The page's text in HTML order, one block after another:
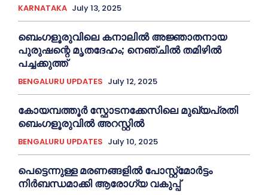
KARNATAKA July 13, 2025
ബെംഗളൂരുവിലെ കനാലിൽ അജ്ഞാതനായ
പുരുഷന്റെ മൃതദേഹം; നെഞ്ചിൽ തമിഴിൽ
പച്ചക്കുത്ത്
BENGALURU UPDATES July 12, 2025
കോയമ്പത്തൂർ സ്ഫോടനക്കേസിലെ മുഖ്യപ്രതി
ബെംഗളൂരുവിൽ അറസ്റ്റിൽ
BENGALURU UPDATES July 10, 2025
പെട്ടെന്നുള്ള മരണങ്ങളിൽ പോസ്റ്റ്മോർട്ടം
നിർബന്ധമാക്കി ആരോഗ്യ വകുപ്പ്